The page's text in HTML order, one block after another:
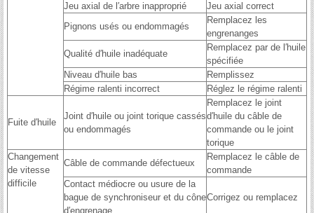
Jeu axial de l′arbre inapproprié
Jeu axial correct
Pignons usés ou endommagés
Remplacez les
engrenanges
Qualité d′huile inadéquate
Remplacez par de l′huile
spécifiée
Niveau d′huile bas
Remplissez
Régime ralenti incorrect
Réglez le régime ralenti
Fuite d′huile
Joint d′huile ou joint torique cassés
ou endommagés
Remplacez le joint
d′huile du câble de
commande ou le joint
torique
Changement
de vitesse
difficile
Câble de commande défectueux
Remplacez le câble de
commande
Contact médiocre ou usure de la
bague de synchroniseur et du cône
d′engrenage
Corrigez ou remplacez